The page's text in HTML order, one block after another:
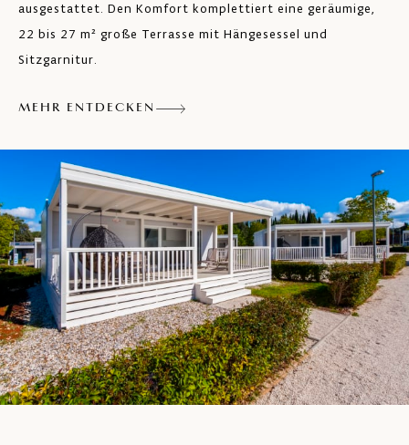
Satelliten-TV
Kostenfreies WLAN
Terrasse mit Sitzgarnitur für sechs Personen
und vier Liegestühlen
Grillplatz (Gemeinschaftsnutzung)
Parkplatz in dem Bereich
Haustiere sind gegen Aufpreis erlaubt
ausgestattet. Den Komfort komplettiert eine geräumige,
22 bis 27 m² große Terrasse mit Hängesessel und
Sitzgarnitur.
MEHR ENTDECKEN